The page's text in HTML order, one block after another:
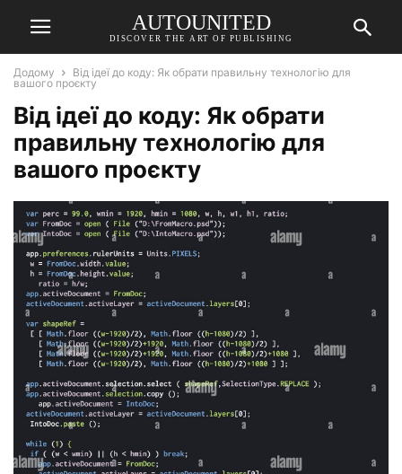
AUTOUNITED
DISCOVER THE ART OF PUBLISHING
Додому
Від ідеї до коду: Як обрати правильну технологію для
вашого проєкту
Від ідеї до коду: Як обрати
правильну технологію для
вашого проєкту